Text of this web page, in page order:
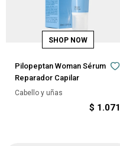
Pilopeptan Woman Sérum
Reparador Capilar
Cabello y uñas
$ 1.071